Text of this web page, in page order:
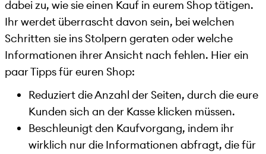
dabei zu, wie sie einen Kauf in eurem Shop tätigen.
Ihr werdet überrascht davon sein, bei welchen
Schritten sie ins Stolpern geraten oder welche
Informationen ihrer Ansicht nach fehlen. Hier ein
paar Tipps für euren Shop:
Reduziert die Anzahl der Seiten, durch die eure
Kunden sich an der Kasse klicken müssen.
Beschleunigt den Kaufvorgang, indem ihr
wirklich nur die Informationen abfragt, die für